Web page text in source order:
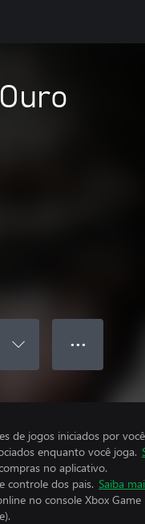
● ● ●
de jogos iniciados por
enquanto você joga.
no aplicativo.
controle dos pais. Saiba
no console Xbox